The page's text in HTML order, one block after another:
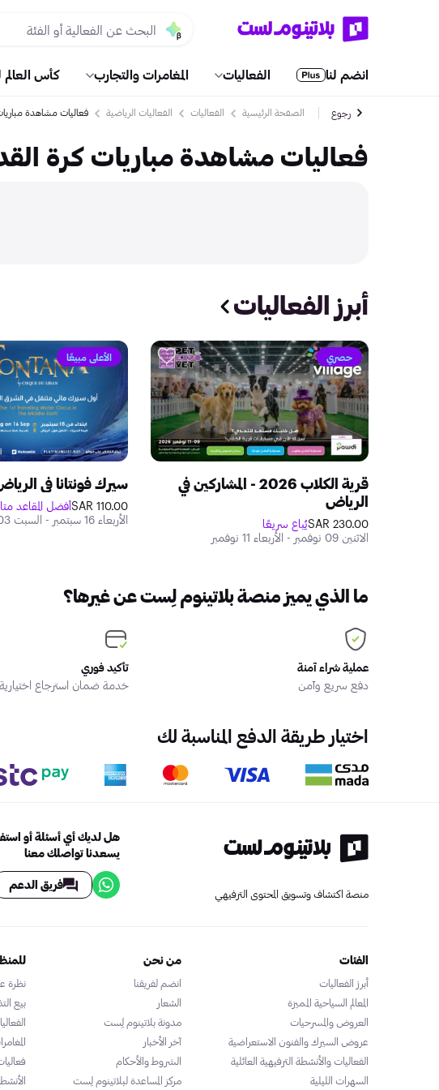
انضم لنا الفعاليات المغامرات والتجارب كأس العالم
رجوع الصفحة الرئيسية الفعاليات الفعاليات الرياضية فعاليات مشاهدة مباريات
فعاليات مشاهدة مباريات كرة القدم
أبرز الفعاليات
حصري
قرية الكلاب 2026 - المشاركين في
الرياض
230.00 SAR
يُباع سريعًا
الاثنين 09 نوفمبر - الأربعاء 11 نوفمبر
الأعلى مبيعًا
سيرك فونتانا في
110.00 SAR
أفضل المقاعد
الأربعاء 16 سبتمبر - السبت 03 أكتوبر
ما الذي يميز منصة بلاتينوم لِست عن غيرها؟
عملية شراء آمنة
دفع سريع وآمن
تأكيد فوري
خدمة ضمان استرجاع اختيارية
اختيار طريقة الدفع المناسبة لك
منصة اكتشاف وتسويق المحتوى الترفيهي
هل لديك أي أسئلة أو
يسعدنا تواصلك معنا
فريق الدعم
الفئات
أبرز الفعاليات
المعالم السياحية المميزة
العروض والمسرحيات
عروض السيرك والفنون الاستعراضية
الفعاليات والأنشطة الترفيهية العائلية
السهرات الليلية
من نحن
انضم لفريقنا
الشعار
مدونة بلاتينوم لِست
آخر الأخبار
الشروط والأحكام
مركز المساعدة لبلاتينوم لِست
نظرة
بيع